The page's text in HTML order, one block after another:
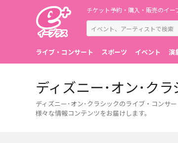
チケット予約・購入・販売のイー
ライブ・コンサート スポーツ イベント 演
ディズニー･オン･ク
ディズニー･オン･クラシックのライブ・コンサ
様々な情報コンテンツをお届けします。